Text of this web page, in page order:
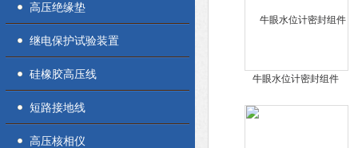
高压绝缘垫
继电保护试验装置
硅橡胶高压线
短路接地线
高压核相仪
牛眼水位计密封组件